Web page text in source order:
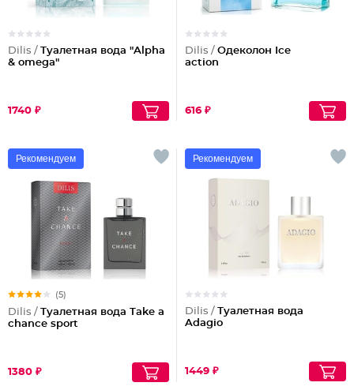
Dilis / Туалетная вода "Alpha
& omega"
1740 ₽
Dilis / Одеколон Ice
action
616 ₽
Рекомендуем
(5)
Dilis / Туалетная вода Take a
chance sport
1380 ₽
Рекомендуем
Dilis / Туалетная вода
Adagio
1449 ₽